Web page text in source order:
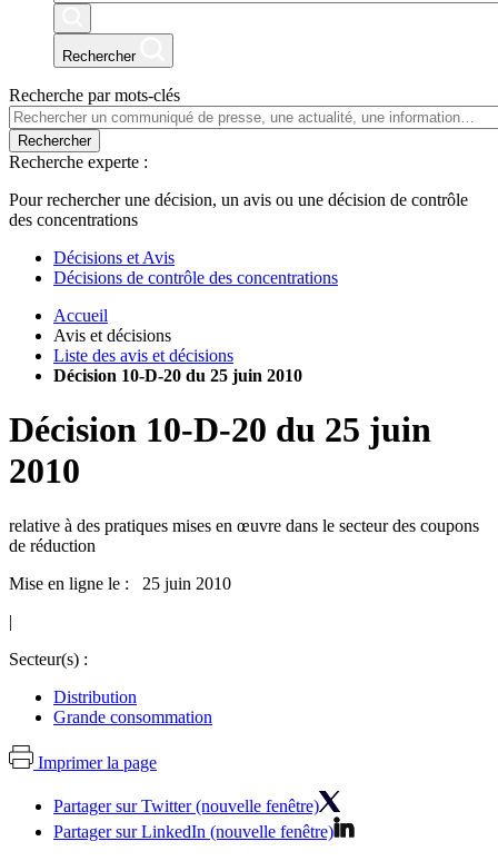
Rechercher
Recherche par mots-clés
Rechercher
Recherche experte :
Pour rechercher une décision, un avis ou une décision de contrôle
des concentrations
Décisions et Avis
Décisions de contrôle des concentrations
Accueil
Avis et décisions
Liste des avis et décisions
Décision 10-D-20 du 25 juin 2010
Décision 10-D-20 du 25 juin
2010
relative à des pratiques mises en œuvre dans le secteur des coupons
de réduction
Mise en ligne le : 25 juin 2010
|
Secteur(s) :
Distribution
Grande consommation
Imprimer la page
Partager sur Twitter (nouvelle fenêtre)
Partager sur LinkedIn (nouvelle fenêtre)